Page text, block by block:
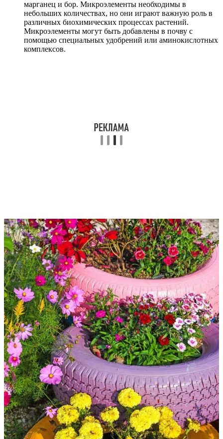
марганец и бор. Микроэлементы необходимы в
небольших количествах, но они играют важную роль в
различных биохимических процессах растений.
Микроэлементы могут быть добавлены в почву с
помощью специальных удобрений или аминокислотных
комплексов.